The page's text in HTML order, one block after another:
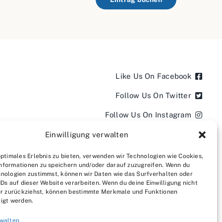
Einwilligung verwalten
Erlebnis zu bieten, verwenden wir Technologien wie Cookies,
zu speichern und/oder darauf zuzugreifen. Wenn du
zustimmst, können wir Daten wie das Surfverhalten oder
auf dieser Website verarbeiten. Wenn du deine Einwilligung nicht
zurückziehst, können bestimmte Merkmale und Funktionen
werden.
Like Us On Facebook
Follow Us On Twitter
Follow Us On Instagram
Follow Us On LinkedIn
Follow us on YouTube
Follow us on Pinterest